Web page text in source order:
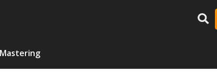
Mastering